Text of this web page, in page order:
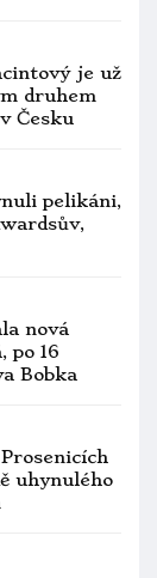
tam
deseti